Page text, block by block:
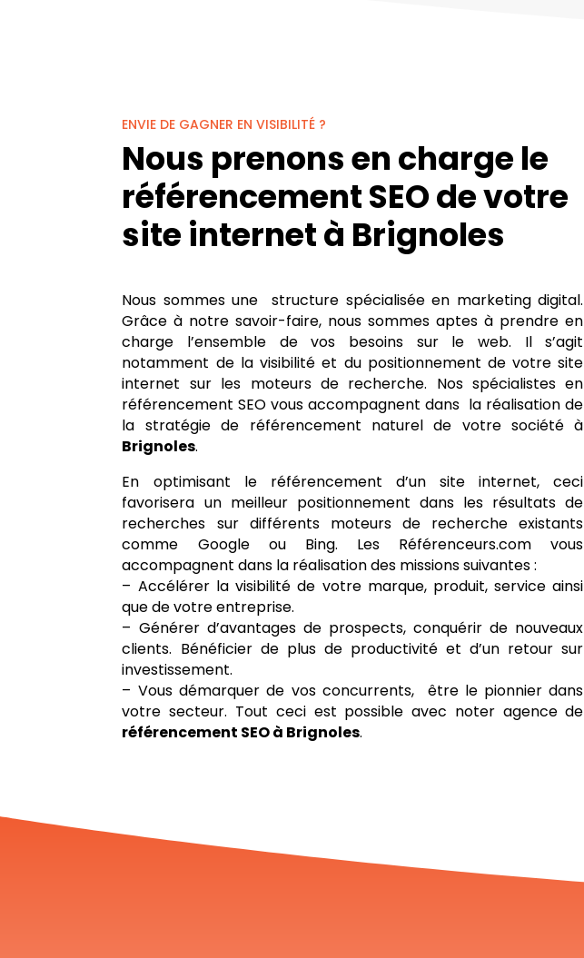
ENVIE DE GAGNER EN VISIBILITÉ ?
Nous prenons en charge le
référencement SEO de votre
site internet à Brignoles
Nous sommes une structure spécialisée en marketing digital.
Grâce à notre savoir-faire, nous sommes aptes à prendre en
charge l’ensemble de vos besoins sur le web. Il s’agit
notamment de la visibilité et du positionnement de votre site
internet sur les moteurs de recherche. Nos spécialistes en
référencement SEO vous accompagnent dans la réalisation de
la stratégie de référencement naturel de votre société à
Brignoles.
En optimisant le référencement d’un site internet, ceci
favorisera un meilleur positionnement dans les résultats de
recherches sur différents moteurs de recherche existants
comme Google ou Bing. Les Référenceurs.com vous
accompagnent dans la réalisation des missions suivantes :
– Accélérer la visibilité de votre marque, produit, service ainsi
que de votre entreprise.
– Générer d’avantages de prospects, conquérir de nouveaux
clients. Bénéficier de plus de productivité et d’un retour sur
investissement.
– Vous démarquer de vos concurrents, être le pionnier dans
votre secteur. Tout ceci est possible avec noter agence de
référencement SEO à Brignoles.